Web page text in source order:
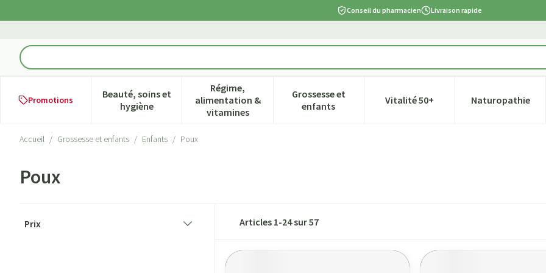
Conseil du pharmacien Livraison rapide
Rechercher
Promotions
Beauté, soins et
hygiène
Afficher le sous-menu pour la catégorie Beauté, soins et hygiène
Régime,
alimentation &
vitamines
Afficher le sous-menu pour la catégorie Régime, alimentation & vitamines
Grossesse et
enfantsAfficher le sous-menu pour la catégorie Grossesse et
Vitalité 50+Afficher le sous-menu pour la
Naturopathie
Afficher le
Accueil / Grossesse et enfants / Enfants / Poux
Poux
Prix
Articles 1-24sur57